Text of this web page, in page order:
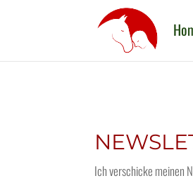
Ich verschicke meinen